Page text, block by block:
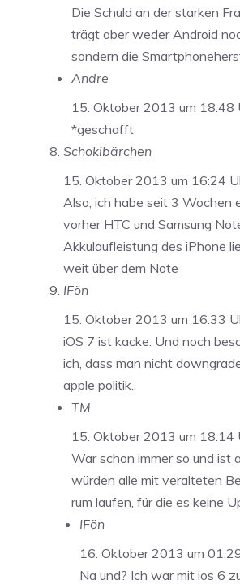
Die Schuld an der starken
trägt aber weder Android
sondern die
Andre
15. Oktober 2013 um 18:48
*geschafft
Schokibärchen
15. Oktober 2013 um 16:24
Also, ich habe seit 3 Wochen
vorher HTC und Samsung
Akkulaufleistung des iPhone
weit über dem Note
IFön
15. Oktober 2013 um 16:33
iOS 7 ist kacke. Und noch
ich, dass man nicht
apple politik..
TM
15. Oktober 2013 um 18:14
War schon immer so und ist
würden alle mit veralteten
rum laufen, für die es keine
IFön
16. Oktober 2013 um
Na und? Ich war mit ios 6